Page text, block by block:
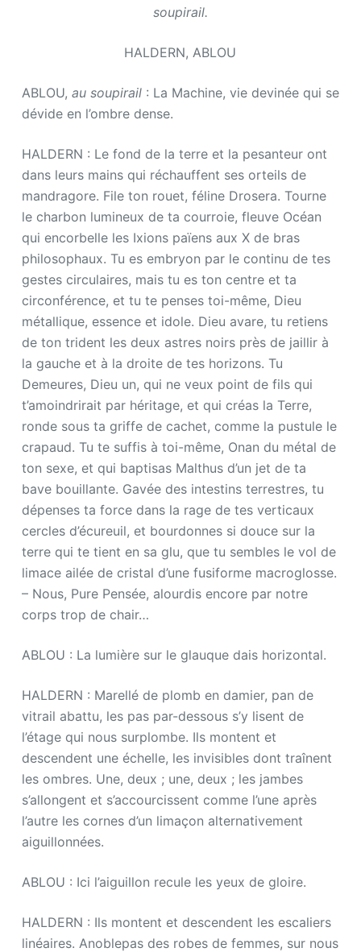
soupirail.
HALDERN, ABLOU
ABLOU, au soupirail: La Machine, vie devinée qui se
dévide en l’ombre dense.
HALDERN : Le fond de la terre et la pesanteur ont
dans leurs mains qui réchauffent ses orteils de
mandragore. File ton rouet, féline Drosera. Tourne
le charbon lumineux de ta courroie, fleuve Océan
qui encorbelle les Ixions païens aux X de bras
philosophaux. Tu es embryon par le continu de tes
gestes circulaires, mais tu es ton centre et ta
circonférence, et tu te penses toi-même, Dieu
métallique, essence et idole. Dieu avare, tu retiens
de ton trident les deux astres noirs près de jaillir à
la gauche et à la droite de tes horizons. Tu
Demeures, Dieu un, qui ne veux point de fils qui
t’amoindrirait par héritage, et qui créas la Terre,
ronde sous ta griffe de cachet, comme la pustule le
crapaud. Tu te suffis à toi-même, Onan du métal de
ton sexe, et qui baptisas Malthus d’un jet de ta
bave bouillante. Gavée des intestins terrestres, tu
dépenses ta force dans la rage de tes verticaux
cercles d’écureuil, et bourdonnes si douce sur la
terre qui te tient en sa glu, que tu sembles le vol de
limace ailée de cristal d’une fusiforme macroglosse.
– Nous, Pure Pensée, alourdis encore par notre
corps trop de chair…
ABLOU : La lumière sur le glauque dais horizontal.
HALDERN : Marellé de plomb en damier, pan de
vitrail abattu, les pas par-dessous s’y lisent de
l’étage qui nous surplombe. Ils montent et
descendent une échelle, les invisibles dont traînent
les ombres. Une, deux ; une, deux ; les jambes
s’allongent et s’accourcissent comme l’une après
l’autre les cornes d’un limaçon alternativement
aiguillonnées.
ABLOU : Ici l’aiguillon recule les yeux de gloire.
HALDERN : Ils montent et descendent les escaliers
linéaires. Anoblepas des robes de femmes, sur nous